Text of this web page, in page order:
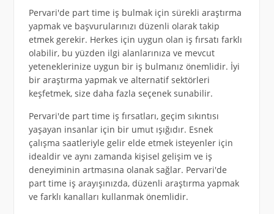
Pervari'de part time iş bulmak için sürekli araştırma
yapmak ve başvurularınızı düzenli olarak takip
etmek gerekir. Herkes için uygun olan iş fırsatı farklı
olabilir, bu yüzden ilgi alanlarınıza ve mevcut
yeteneklerinize uygun bir iş bulmanız önemlidir. İyi
bir araştırma yapmak ve alternatif sektörleri
keşfetmek, size daha fazla seçenek sunabilir.
Pervari'de part time iş fırsatları, geçim sıkıntısı
yaşayan insanlar için bir umut ışığıdır. Esnek
çalışma saatleriyle gelir elde etmek isteyenler için
idealdir ve aynı zamanda kişisel gelişim ve iş
deneyiminin artmasına olanak sağlar. Pervari'de
part time iş arayışınızda, düzenli araştırma yapmak
ve farklı kanalları kullanmak önemlidir.